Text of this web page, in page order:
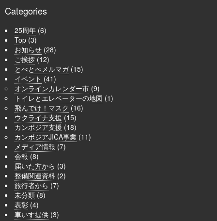
Categories
25周年 (6)
Top (3)
お知らせ (28)
ご挨拶 (12)
とべとべメルマガ(15)
イベント (41)
オンラインカレンダー市 (9)
トイレとエレベーターの地図 (1)
飛んでけ！マスク (16)
ウクライナ支援 (15)
カンボジア支援 (18)
カンボジアJICA事業 (11)
メディア情報 (7)
会報 (8)
届いた方から (3)
整備関連資料 (2)
旅行者から (7)
未分類 (8)
表彰 (4)
車いす提供 (3)